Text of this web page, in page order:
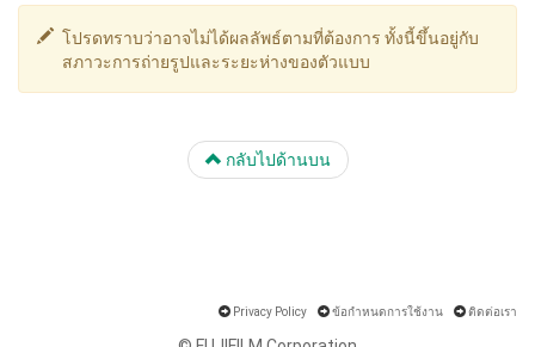
โปรดทราบว่าอาจไม่ได้ผลลัพธ์ตามที่ต้องการ ทั้งนี้ขึ้นอยู่กับ
สภาวะการถ่ายรูปและระยะห่างของตัวแบบ
กลับไปด้านบน
Privacy Policy ข้อกำหนดการใช้งาน ติดต่อเรา